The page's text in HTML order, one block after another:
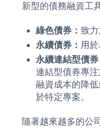
新型的債務融資工
綠色債券： 致
永續債券： 用
永續連結型債券
連結型債券專
融資成本的降
於特定專案。
隨著越來越多的公